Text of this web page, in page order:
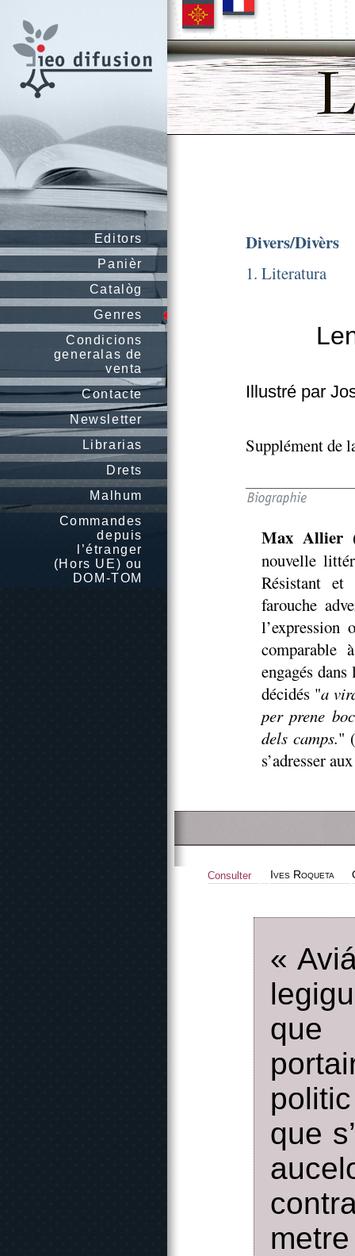
Editors
Panièr
Catalòg
Genres
Condicions
generalas de
venta
Contacte
Newsletter
Librarias
Drets
Malhum
Commandes
depuis
l’étranger
(Hors UE) ou
DOM-TOM
Divers/Divèrs
1. Literatura
Illustré par
Supplément de
Max Allier
nouvelle
Résistant
farouche
l’expression
comparable
engagés
décidés "a
per prene
dels camps."
s’adresser
Consulter Ives Roqueta
«
que
que